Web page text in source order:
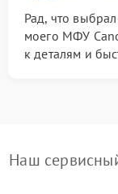
Рад, что
моего МФУ
к деталям и
Наш